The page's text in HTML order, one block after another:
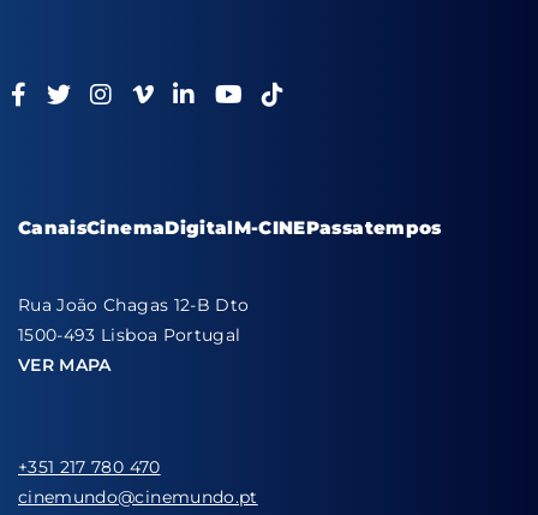
CanaisCinemaDigitalM-CINEPassatempos
Rua João Chagas 12-B Dto
1500-493 Lisboa Portugal
VER MAPA
+351 217 780 470
cinemundo@cinemundo.pt